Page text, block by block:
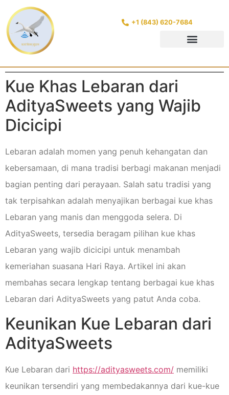
+1 (843) 620-7684
Kue Khas Lebaran dari
AdityaSweets yang Wajib
Dicicipi
Lebaran adalah momen yang penuh kehangatan dan
kebersamaan, di mana tradisi berbagi makanan menjadi
bagian penting dari perayaan. Salah satu tradisi yang
tak terpisahkan adalah menyajikan berbagai kue khas
Lebaran yang manis dan menggoda selera. Di
AdityaSweets, tersedia beragam pilihan kue khas
Lebaran yang wajib dicicipi untuk menambah
kemeriahan suasana Hari Raya. Artikel ini akan
membahas secara lengkap tentang berbagai kue khas
Lebaran dari AdityaSweets yang patut Anda coba.
Keunikan Kue Lebaran dari
AdityaSweets
Kue Lebaran dari https://adityasweets.com/ memiliki
keunikan tersendiri yang membedakannya dari kue-kue